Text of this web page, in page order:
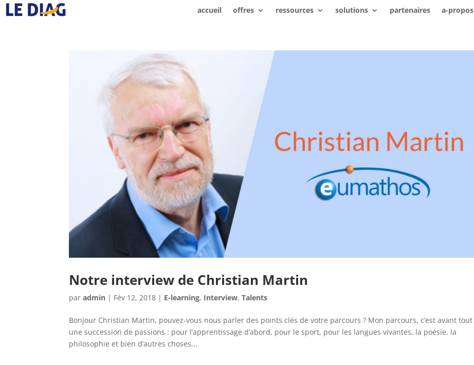
accueil offres ressources solutions partenaires a-propos
Notre interview de Christian Martin
paradmin | Fév 12, 2018 | E-learning, Interview,Talents
​Bonjour Christian Martin, pouvez-vous nous parler des points clés de votre parcours ? Mon parcours, c’est avant tout
une succession de passions : pour l’apprentissage d’abord, pour le sport, pour les langues vivantes, la poésie, la
philosophie et bien d’autres choses...